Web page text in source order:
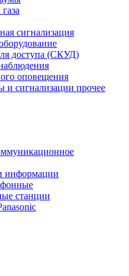
сигнализация
доступа (СКУД)
оповещения
и сигнализации прочее
информации
станции